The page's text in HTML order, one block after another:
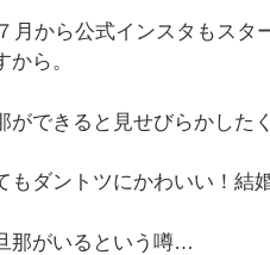
月から公式インスタもス
ら。
ができると見せびらかした
もダントツにかわいい！
那がいるという噂…